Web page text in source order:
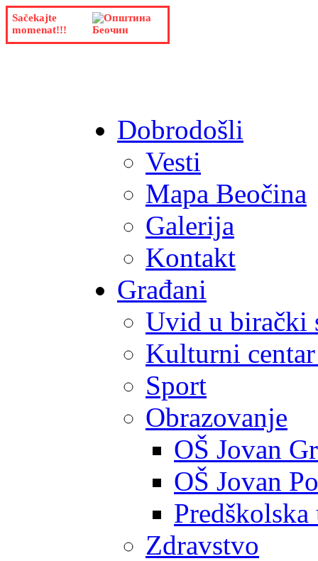
Sačekajte
momenat!!!
Dobrodošli
Vesti
Mapa Beočina
Galerija
Kontakt
Građani
Uvid u birački
Kulturni
Sport
Obrazovanje
OŠ Jovan
OŠ Jovan
Predškolska
Zdravstvo